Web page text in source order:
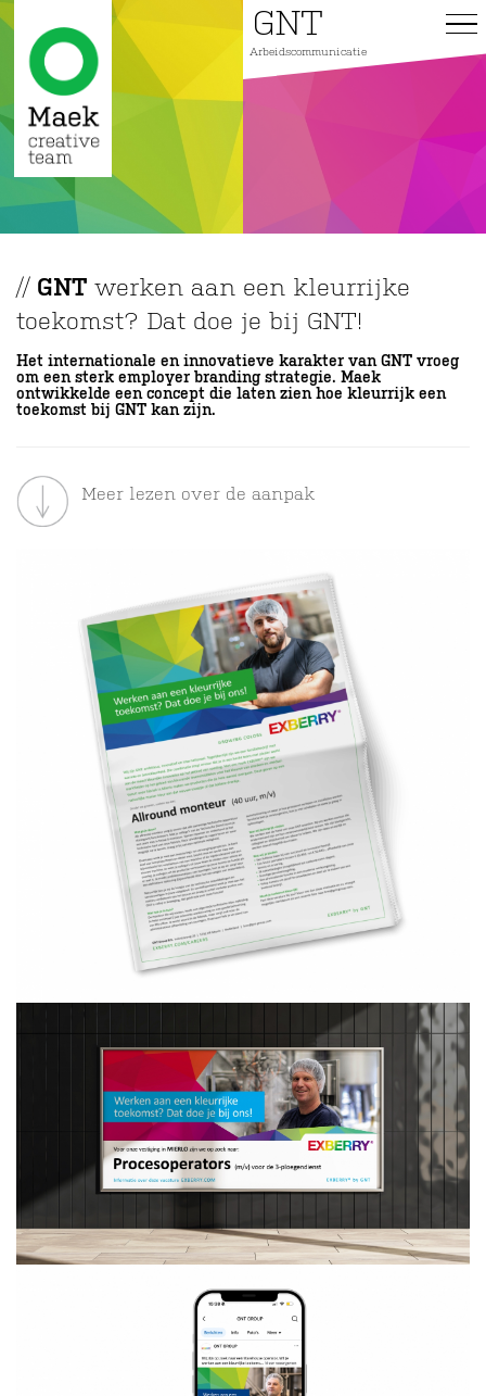
en
naar
inhoud
gaan
GNT
GNT
Arbeidscommunicatie
// GNT werken aan een kleurrijke
toekomst? Dat doe je bij GNT!
Het internationale en innovatieve karakter van GNT vroeg
om een sterk employer branding strategie. Maek
ontwikkelde een concept die laten zien hoe kleurrijk een
toekomst bij GNT kan zijn.
Meer lezen over de aanpak